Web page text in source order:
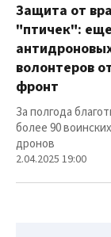
Защита от
"птичек":
волонтеров
фронт
За полгода
более 90
дронов
2.04.2025 19:00